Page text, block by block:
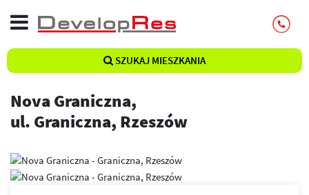
SZUKAJ MIESZKANIA
Nova Graniczna,
ul. Graniczna, Rzeszów